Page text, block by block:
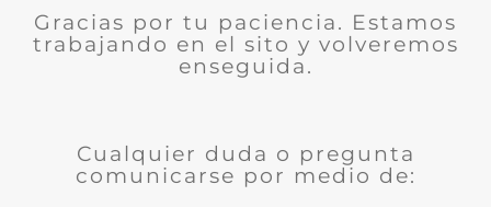
Gracias por tu paciencia. Estamos
trabajando en el sito y volveremos
enseguida.
Cualquier duda o pregunta
comunicarse por medio de: